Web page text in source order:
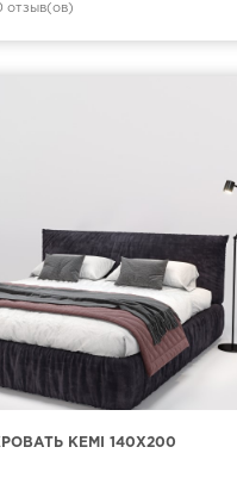
отзыв(ов)
KEMI 140Х200